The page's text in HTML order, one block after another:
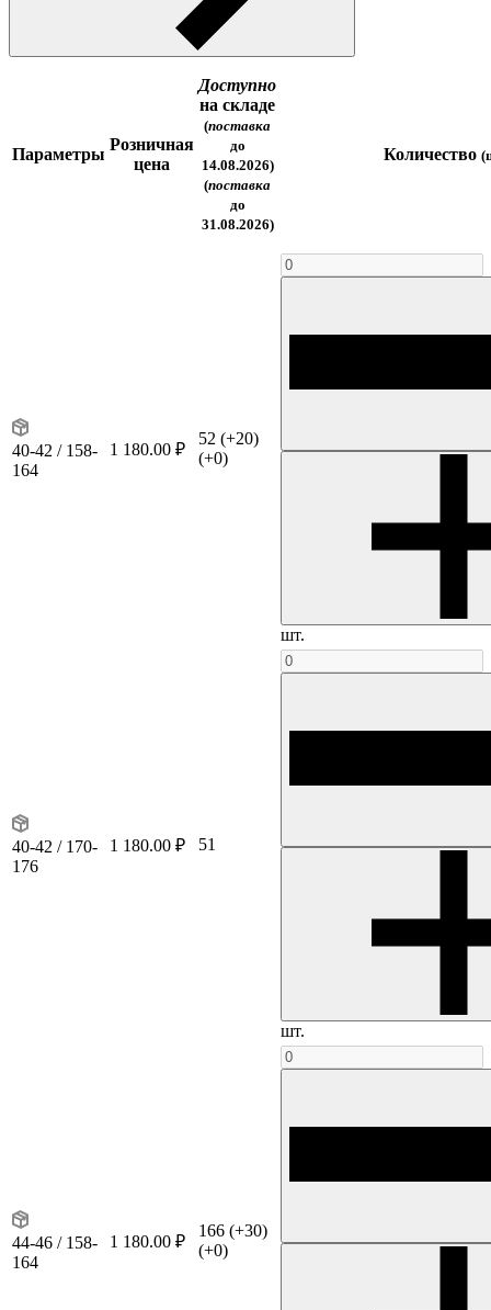
Параметры
Розничная
цена
Доступно
на складе
(поставка
до
14.08.2026)
(поставка
до
31.08.2026)
Количество
40-42 / 158-
164
1 180.00 ₽
52 (+20)
(+0)
шт.
40-42 / 170-
176
1 180.00 ₽ 51
шт.
44-46 / 158-
164
1 180.00 ₽
166 (+30)
(+0)